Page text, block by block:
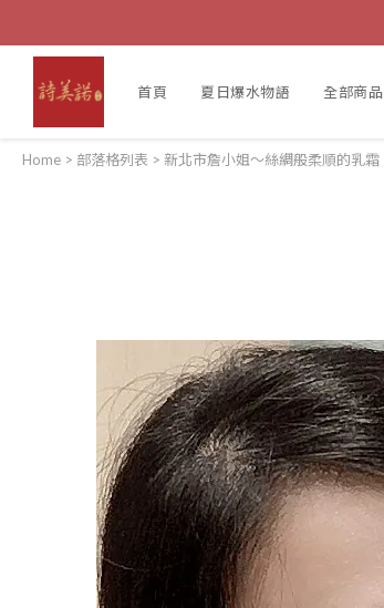
首頁 夏日爆水物語 全部商品
Home > 部落格列表 > 新北市詹小姐～絲綢般柔順的乳霜